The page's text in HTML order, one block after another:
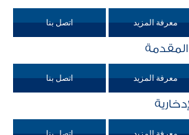
معرفة المزيد اتصل بنا
المقدمة
معرفة المزيد اتصل بنا